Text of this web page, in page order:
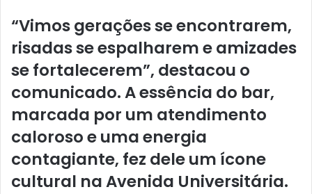
“Vimos gerações se encontrarem,
risadas se espalharem e amizades
se fortalecerem”, destacou o
comunicado. A essência do bar,
marcada por um atendimento
caloroso e uma energia
contagiante, fez dele um ícone
cultural na Avenida Universitária.